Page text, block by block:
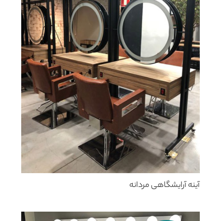
آینه آرایشگاهی مردانه